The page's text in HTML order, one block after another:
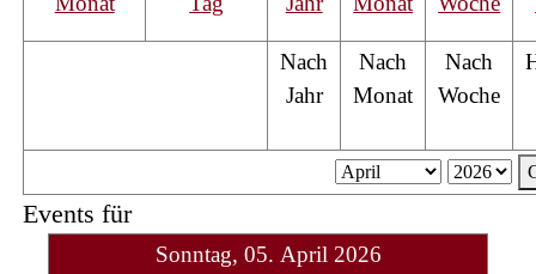
Nach
Jahr
Nach
Monat
Nach
Woche
Events für
Sonntag, 05. April 2026